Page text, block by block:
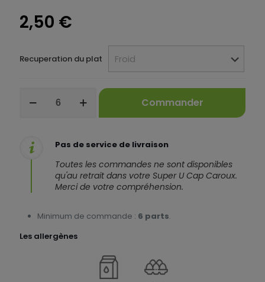
2,50 €
Recuperation du plat
parmesan
part
Commander
Pas de service de livraison
Toutes les commandes ne sont disponibles
qu'au retrait dans votre Super U Cap Caroux.
Merci de votre compréhension.
Minimum de commande : 6 parts.
Les allergènes